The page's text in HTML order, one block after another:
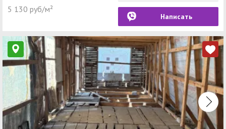
5 130 руб/м²
Написать